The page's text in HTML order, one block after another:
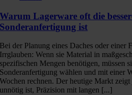
Warum Lagerware oft die
Sonderanfertigung ist
Bei der Planung eines Daches oder einer
Irrglauben: Wenn sie Material in
spezifischen Mengen benötigen, müssen
Sonderanfertigung wählen und mit einer
Wochen rechnen. Der heutige Markt
unnötig ist, Präzision mit langen [...]